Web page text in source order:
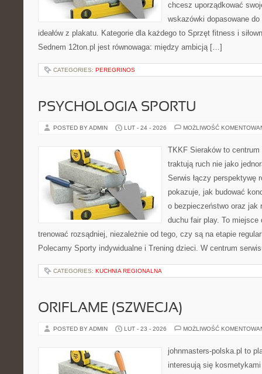
chcesz uporządkować
wskazówki dopasowane
ideałów z plakatu. Kategorie dla każdego to Sprzęt fitness i
Sednem 12ton.pl jest równowaga: między ambicją […]
CATEGORIES: PEREGRINOS
PSYCHOLOGIA SPORTU
POSTED BY ADMIN LUT - 24 - 2026 MOŻLIWOŚĆ
TKKF Sieraków to
traktują ruch nie jako
Serwis łączy perspektywę
pokazuje, jak budować
o bezpieczeństwo oraz jak
duchu fair play. To
trenować rozsądniej, niezależnie od tego, czy są na etapie
Polecamy Sporty indywidualne i Trening dzieci. W centrum
CATEGORIES: KUCHNIA REGIONALNA
ORIFLAME (SZWECJA)
POSTED BY ADMIN LUT - 23 - 2026 MOŻLIWOŚĆ
johnmasters-polska.pl to
interesują się